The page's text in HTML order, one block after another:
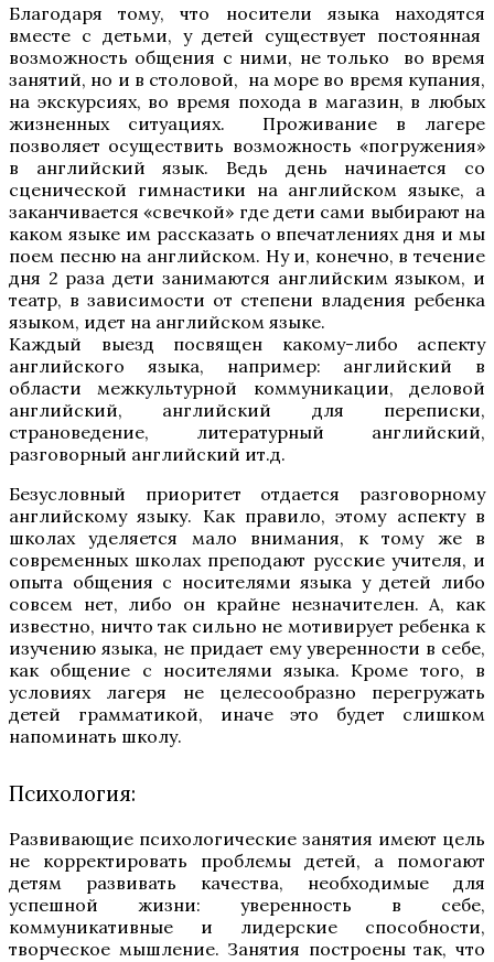
Благодаря тому, что носители языка находятся
вместе с детьми, у детей существует постоянная
возможность общения с ними, не только во время
занятий, но и в столовой, на море во время купания,
на экскурсиях, во время похода в магазин, в любых
жизненных ситуациях. Проживание в лагере
позволяет осуществить возможность «погружения»
в английский язык. Ведь день начинается со
сценической гимнастики на английском языке, а
заканчивается «свечкой» где дети сами выбирают на
каком языке им рассказать о впечатлениях дня и мы
поем песню на английском. Ну и, конечно, в течение
дня 2 раза дети занимаются английским языком, и
театр, в зависимости от степени владения ребенка
языком, идет на английском языке.
Каждый выезд посвящен какому-либо аспекту
английского языка, например: английский в
области межкультурной коммуникации, деловой
английский, английский для переписки,
страноведение, литературный английский,
разговорный английский ит.д.
Безусловный приоритет отдается разговорному
английскому языку. Как правило, этому аспекту в
школах уделяется мало внимания, к тому же в
современных школах преподают русские учителя, и
опыта общения с носителями языка у детей либо
совсем нет, либо он крайне незначителен. А, как
известно, ничто так сильно не мотивирует ребенка к
изучению языка, не придает ему уверенности в себе,
как общение с носителями языка. Кроме того, в
условиях лагеря не целесообразно перегружать
детей грамматикой, иначе это будет слишком
напоминать школу.
Психология:
Развивающие психологические занятия имеют цель
не корректировать проблемы детей, а помогают
детям развивать качества, необходимые для
успешной жизни: уверенность в себе,
коммуникативные и лидерские способности,
творческое мышление. Занятия построены так, что